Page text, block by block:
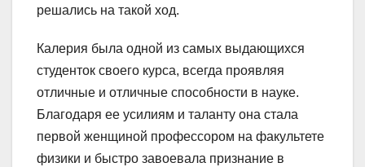
решались на такой ход.
Калерия была одной из самых выдающихся
студенток своего курса, всегда проявляя
отличные и отличные способности в науке.
Благодаря ее усилиям и таланту она стала
первой женщиной профессором на факультете
физики и быстро завоевала признание в